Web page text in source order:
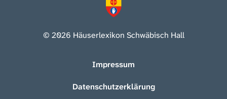
© 2026 Häuserlexikon Schwäbisch Hall
Impressum
Datenschutzerklärung